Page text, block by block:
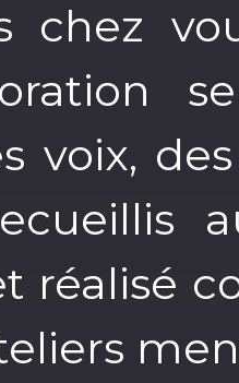
chez
voix,
réalisé